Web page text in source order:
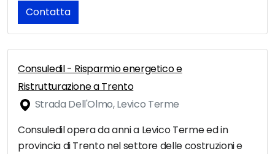
Contatta
Consuledil - Risparmio energetico e
Ristrutturazione a Trento
Strada Dell'Olmo, Levico Terme
Consuledil opera da anni a Levico Terme ed in
provincia di Trento nel settore delle costruzioni e